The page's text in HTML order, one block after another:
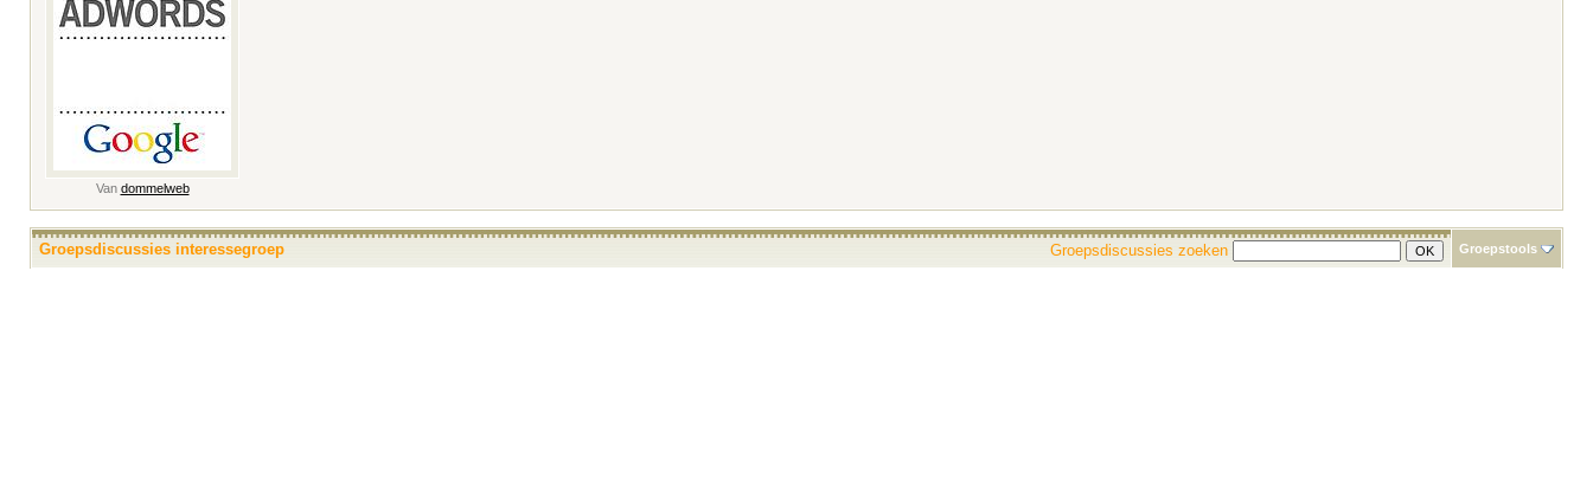
Van dommelweb
Groepsdiscussies zoeken
Groepsdiscussies interessegroep Groepstools